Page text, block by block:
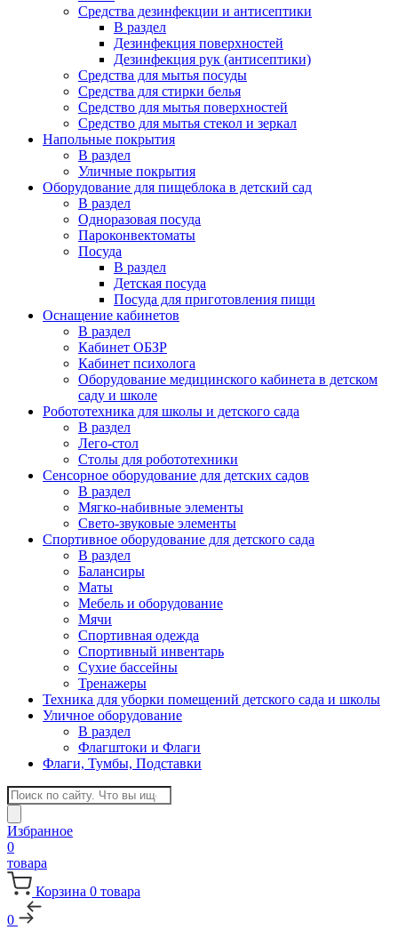
Средства дезинфекции и антисептики
В раздел
Дезинфекция поверхностей
Дезинфекция рук (антисептики)
Средства для мытья посуды
Средства для стирки белья
Средство для мытья поверхностей
Средство для мытья стекол и зеркал
Напольные покрытия
В раздел
Уличные покрытия
Оборудование для пищеблока в детский сад
В раздел
Одноразовая посуда
Пароконвектоматы
Посуда
В раздел
Детская посуда
Посуда для приготовления пищи
Оснащение кабинетов
В раздел
Кабинет ОБЗР
Кабинет психолога
Оборудование медицинского кабинета в детском
саду и школе
Робототехника для школы и детского сада
В раздел
Лего-стол
Столы для робототехники
Сенсорное оборудование для детских садов
В раздел
Мягко-набивные элементы
Свето-звуковые элементы
Спортивное оборудование для детского сада
В раздел
Балансиры
Маты
Мебель и оборудование
Мячи
Спортивная одежда
Спортивный инвентарь
Сухие бассейны
Тренажеры
Техника для уборки помещений детского сада и школы
Уличное оборудование
В раздел
Флагштоки и Флаги
Флаги, Тумбы, Подставки
Поиск
товаров
Избранное
0
товара
Корзина 0 товара
0